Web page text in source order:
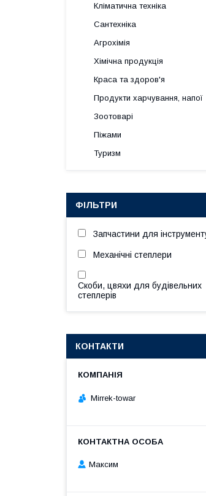
Кліматична техніка
Сантехніка
Агрохімія
Хімічна продукція
Краса та здоров'я
Продукти харчування, напої
Зоотоварі
Піжами
Туризм
ФІЛЬТРИ
Запчастини для
Механічні степлери
Скоби, цвяхи для будівельних
степлерів
КОНТАКТИ
Mirrek-towar
Максим